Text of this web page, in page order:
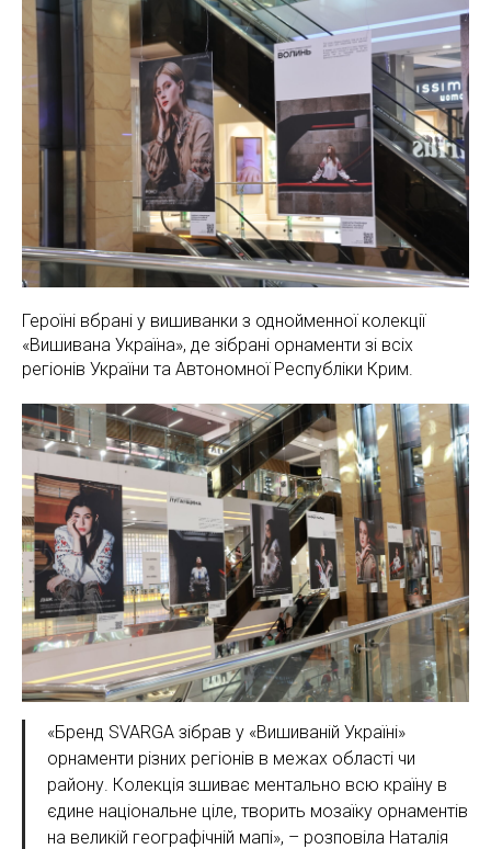
Героїні вбрані у вишиванки з однойменної колекції
«Вишивана Україна», де зібрані орнаменти зі всіх
регіонів України та Автономної Республіки Крим.
«Бренд SVARGA зібрав у «Вишиваній Україні»
орнаменти різних регіонів в межах області чи
району. Колекція зшиває ментально всю країну в
єдине національне ціле, творить мозаїку орнаментів
на великій географічній мапі», – розповіла Наталія